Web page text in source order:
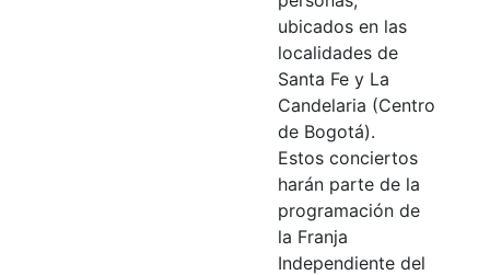
ubicados en las
localidades de
Santa Fe y La
Candelaria (Centro
de Bogotá).
Estos conciertos
harán parte de la
programación de
la Franja
Independiente del